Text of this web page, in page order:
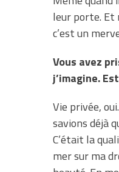
leur porte. Et
c’est un
Vous avez
j’imagine.
Vie privée,
savions déjà
C’était la
mer sur ma